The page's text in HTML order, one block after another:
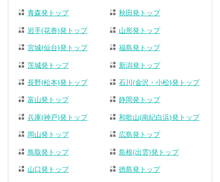
青森発トップ 秋田発トップ
岩手(花巻)発トップ 山形発トップ
宮城(仙台)発トップ 福島発トップ
茨城発トップ 新潟発トップ
長野(松本)発トップ 石川(金沢・小松)発トップ
富山発トップ 静岡発トップ
兵庫(神戸)発トップ 和歌山(南紀白浜)発トップ
岡山発トップ 広島発トップ
鳥取発トップ 島根(出雲)発トップ
山口発トップ 徳島発トップ